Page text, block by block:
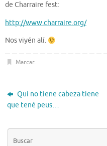
de Charraire fest:
http://www.charraire.org/
Nos viyén alí.
Marcar.
Qui no tiene cabeza tiene
que tené peus…